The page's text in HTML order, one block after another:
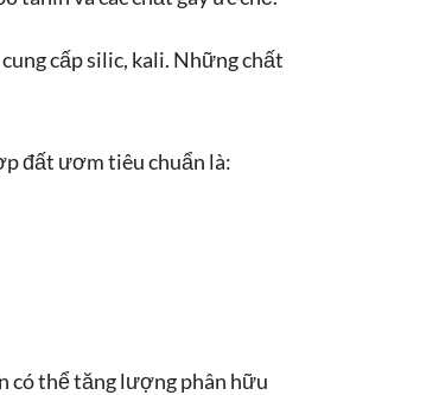
cấp silic, kali. Những chất
đất ươm tiêu chuẩn là:
có thể tăng lượng phân hữu